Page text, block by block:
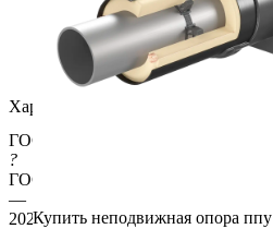
Купить неподвижная опора ппу
Характеристики
ГОСТ несущей трубы
?
ГОСТ основной трубы
—
20295